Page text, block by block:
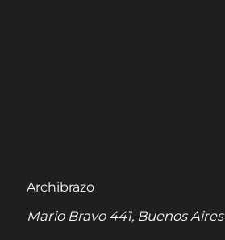
Archibrazo
Mario Bravo 441, Buenos Aires